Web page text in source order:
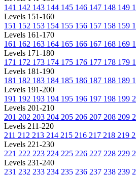
141 142 143 144 145 146 147 148 149
Levels 151-160
151 152 153 154 155 156 157 158 159
Levels 161-170
161 162 163 164 165 166 167 168 169
Levels 171-180
171 172 173 174 175 176 177 178 179
Levels 181-190
181 182 183 184 185 186 187 188 189
Levels 191-200
191 192 193 194 195 196 197 198 199
Levels 201-210
201 202 203 204 205 206 207 208 209
Levels 211-220
211 212 213 214 215 216 217 218 219
Levels 221-230
221 222 223 224 225 226 227 228 229
Levels 231-240
231 232 233 234 235 236 237 238 239